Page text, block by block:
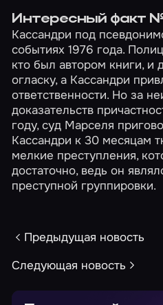
Интересный факт
Кассандри под
событиях 1976 года.
кто был автором книги, и
огласку, а Кассандри
ответственности. Но за
доказательств
году, суд Марселя
Кассандри к 30 месяцам
мелкие преступления,
достаточно, ведь он
преступной группировки.
Предыдущая новость
Следующая новость